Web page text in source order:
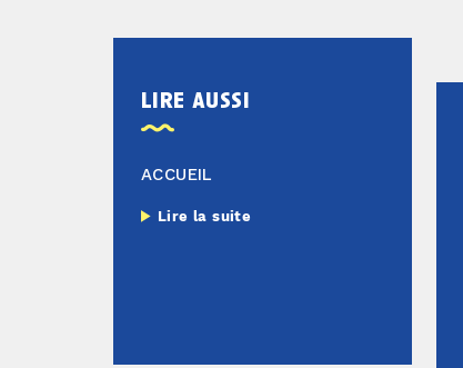
lire aussi
ACCUEIL
Lire la suite